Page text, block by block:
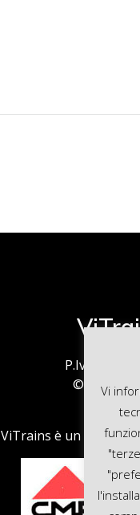
P.Iva:
© 2026
ViTrains è un
Vi